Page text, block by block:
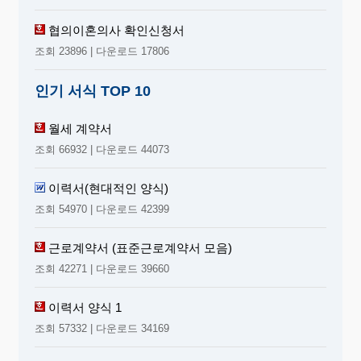
협의이혼의사 확인신청서
조회 23896 | 다운로드 17806
인기 서식 TOP 10
월세 계약서
조회 66932 | 다운로드 44073
이력서(현대적인 양식)
조회 54970 | 다운로드 42399
근로계약서 (표준근로계약서 모음)
조회 42271 | 다운로드 39660
이력서 양식 1
조회 57332 | 다운로드 34169